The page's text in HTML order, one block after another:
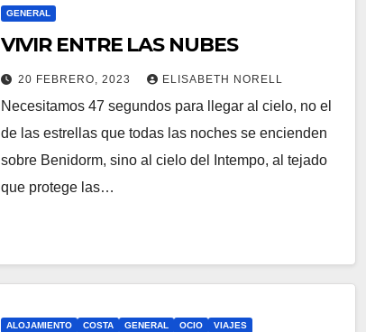
GENERAL
VIVIR ENTRE LAS NUBES
20 FEBRERO, 2023 ELISABETH NORELL
Necesitamos 47 segundos para llegar al cielo, no el
de las estrellas que todas las noches se encienden
sobre Benidorm, sino al cielo del Intempo, al tejado
que protege las…
ALOJAMIENTO COSTA GENERAL OCIO VIAJES